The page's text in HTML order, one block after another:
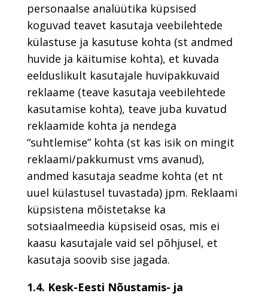
personaalse analüütika küpsised
koguvad teavet kasutaja veebilehtede
külastuse ja kasutuse kohta (st andmed
huvide ja käitumise kohta), et kuvada
eelduslikult kasutajale huvipakkuvaid
reklaame (teave kasutaja veebilehtede
kasutamise kohta), teave juba kuvatud
reklaamide kohta ja nendega
“suhtlemise” kohta (st kas isik on mingit
reklaami/pakkumust vms avanud),
andmed kasutaja seadme kohta (et nt
uuel külastusel tuvastada) jpm. Reklaami
küpsistena mõistetakse ka
sotsiaalmeedia küpsiseid osas, mis ei
kaasu kasutajale vaid sel põhjusel, et
kasutaja soovib sise jagada.
1.4. Kesk-Eesti Nõustamis- ja